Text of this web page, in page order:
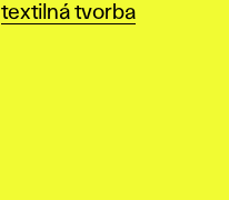
textilná tvorba